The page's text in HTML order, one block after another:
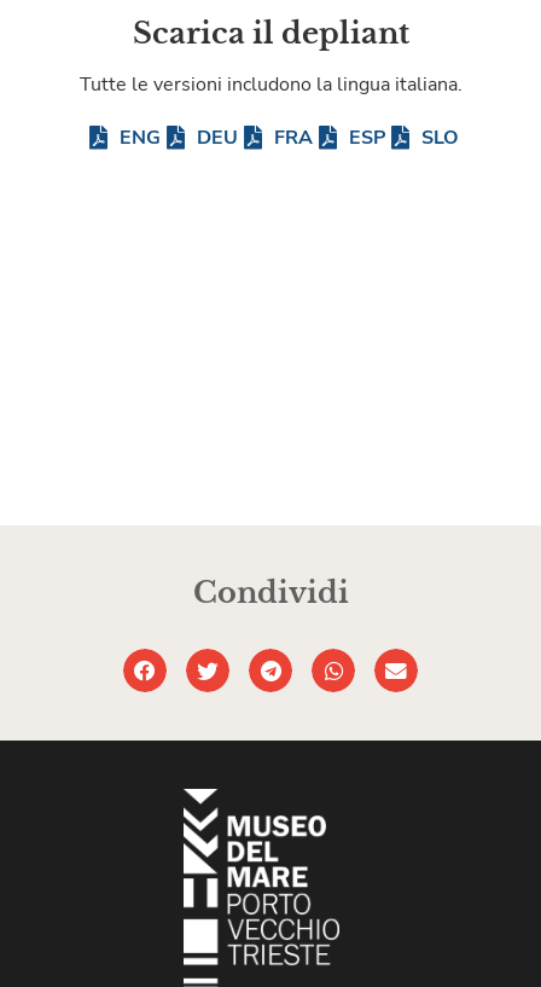
Scarica il depliant
Tutte le versioni includono la lingua italiana.
ENG
DEU FRA ESP SLO
Condividi